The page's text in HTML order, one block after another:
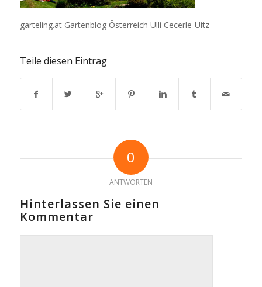
garteling.at Gartenblog Österreich Ulli Cecerle-Uitz
Teile diesen Eintrag
0
ANTWORTEN
Hinterlassen Sie einen
Kommentar